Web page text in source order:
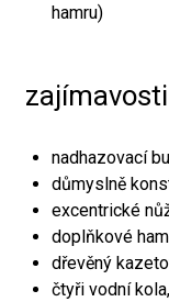
hamru)
nadhazovací
důmyslně
excentrické
doplňkové
dřevěný
čtyři vodní